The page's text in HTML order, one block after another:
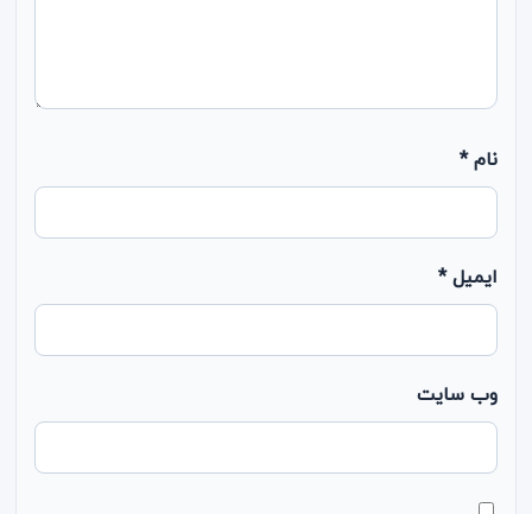
نام*
ایمیل*
وب‌ سایت